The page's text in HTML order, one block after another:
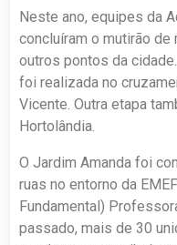
Neste ano, equipes da
concluíram o mutirão
outros pontos da
foi realizada no
Vicente. Outra etapa
Hortolândia.
O Jardim Amanda foi
ruas no entorno da
Fundamental)
passado, mais de 30